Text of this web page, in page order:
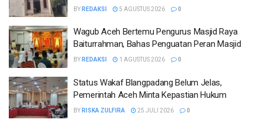
BY REDAKSI 5 AGUSTUS 2026 0
Wagub Aceh Bertemu Pengurus Masjid Raya
Baiturrahman, Bahas Penguatan Peran Masjid
BY REDAKSI 1 AGUSTUS 2026 0
Status Wakaf Blangpadang Belum Jelas,
Pemerintah Aceh Minta Kepastian Hukum
BY RISKA ZULFIRA 25 JULI 2026 0